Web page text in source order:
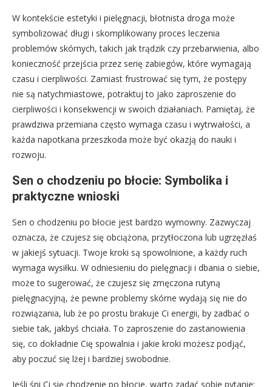
W kontekście estetyki i pielęgnacji, błotnista droga może
symbolizować długi i skomplikowany proces leczenia
problemów skórnych, takich jak trądzik czy przebarwienia, albo
konieczność przejścia przez serię zabiegów, które wymagają
czasu i cierpliwości. Zamiast frustrować się tym, że postępy
nie są natychmiastowe, potraktuj to jako zaproszenie do
cierpliwości i konsekwencji w swoich działaniach. Pamiętaj, że
prawdziwa przemiana często wymaga czasu i wytrwałości, a
każda napotkana przeszkoda może być okazją do nauki i
rozwoju.
Sen o chodzeniu po błocie: Symbolika i
praktyczne wnioski
Sen o chodzeniu po błocie jest bardzo wymowny. Zazwyczaj
oznacza, że czujesz się obciążona, przytłoczona lub ugrzęzłaś
w jakiejś sytuacji. Twoje kroki są spowolnione, a każdy ruch
wymaga wysiłku. W odniesieniu do pielęgnacji i dbania o siebie,
może to sugerować, że czujesz się zmęczona rutyną
pielęgnacyjną, że pewne problemy skórne wydają się nie do
rozwiązania, lub że po prostu brakuje Ci energii, by zadbać o
siebie tak, jakbyś chciała. To zaproszenie do zastanowienia
się, co dokładnie Cię spowalnia i jakie kroki możesz podjąć,
aby poczuć się lżej i bardziej swobodnie.
Jeśli śni Ci się chodzenie po błocie, warto zadać sobie pytanie: